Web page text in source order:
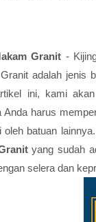
Granit -
adalah jenis
ini, kami
Anda harus
oleh batuan
yang sudah
selera dan